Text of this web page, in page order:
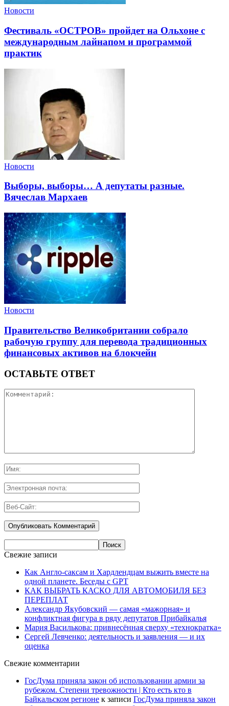
Новости
Фестиваль «ОСТРОВ» пройдет на Ольхоне с
международным лайнапом и программой
практик
Новости
Выборы, выборы… А депутаты разные.
Вячеслав Мархаев
Новости
Правительство Великобритании собрало
рабочую группу для перевода традиционных
финансовых активов на блокчейн
ОСТАВЬТЕ ОТВЕТ
Свежие записи
Как Англо-саксам и Хардлендцам выжить вместе на
одной планете. Беседы с GPT
КАК ВЫБРАТЬ КАСКО ДЛЯ АВТОМОБИЛЯ БЕЗ
ПЕРЕПЛАТ
Александр Якубовский — самая «мажорная» и
конфликтная фигура в ряду депутатов Прибайкалья
Мария Василькова: привнесённая сверху «технократка»
Сергей Левченко: деятельность и заявления — и их
оценка
Свежие комментарии
ГосДума приняла закон об использовании армии за
рубежом. Степени тревожности | Кто есть кто в
Байкальском регионе к записи ГосДума приняла закон